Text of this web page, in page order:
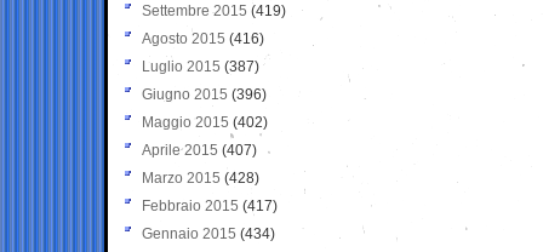
Settembre 2015 (419)
Agosto 2015 (416)
Luglio 2015 (387)
Giugno 2015 (396)
Maggio 2015 (402)
Aprile 2015 (407)
Marzo 2015 (428)
Febbraio 2015 (417)
Gennaio 2015 (434)